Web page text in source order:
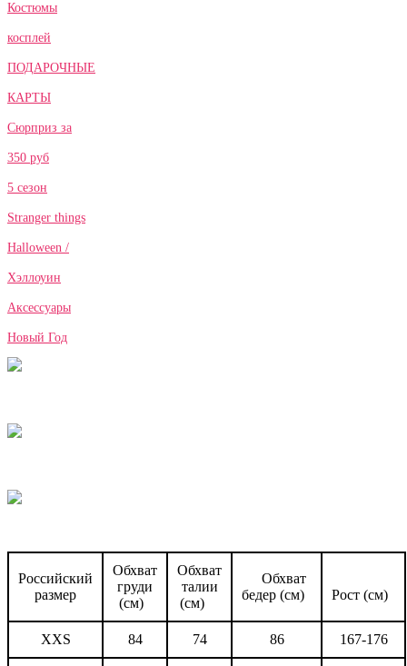
Костюмы
косплей
ПОДАРОЧНЫЕ
КАРТЫ
Сюрприз за
350 руб
5 сезон
Stranger things
Halloween /
Хэллоуин
Аксессуары
Новый Год
Российский
размер
Обхват
груди
(см)
Обхват
талии
(см)
Обхват
бедер (см)
Рост (см)
XXS 84 74 86 167-176